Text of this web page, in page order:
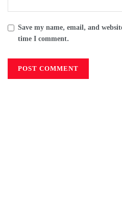
Save my name, email, and
time I comment.